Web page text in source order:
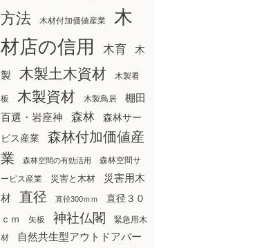
方法
木材付加価値産業
木
材店の信用
木育 木
製 木製土木資材 木製看
板 木製資材 木製鳥居
棚田
百選・岩座神
森林
森林サー
ビス産業
森林付加価値産
業
森林空間の有効活用
森林空間サ
ービス産業
災害と木材
災害用木
材
直径 直径300ｍｍ
直径３０
ｃｍ
矢板 神社仏閣
緊急用木
材
自然共生型アウトドアパー